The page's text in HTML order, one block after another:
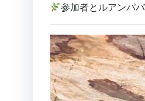
参加者とルアンパ